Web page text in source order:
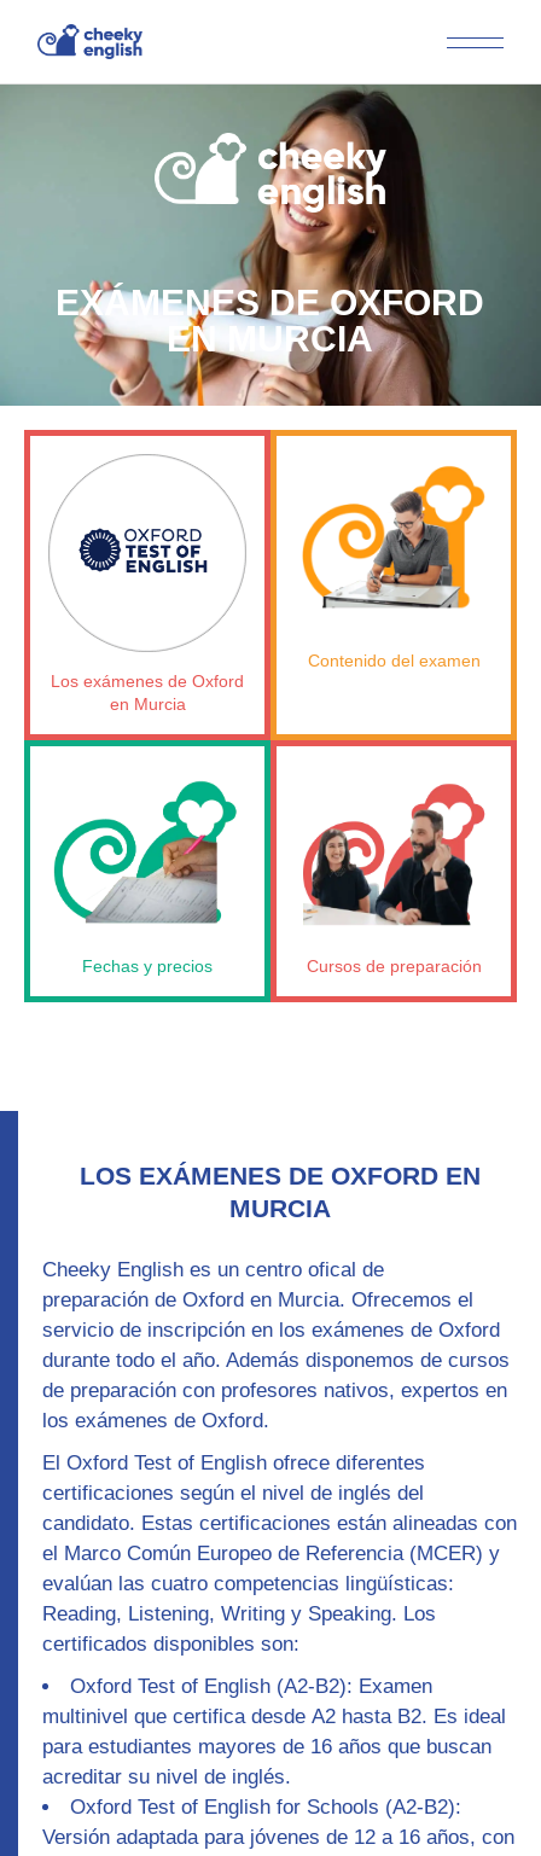
EXÁMENES DE OXFORD
EN MURCIA
Los exámenes de Oxford
en Murcia
Contenido del examen
Fechas y precios Cursos de preparación
LOS EXÁMENES DE OXFORD EN
MURCIA
Cheeky English es un centro ofical de
preparación de Oxford en Murcia. Ofrecemos el
servicio de inscripción en los exámenes de Oxford
durante todo el año. Además disponemos de cursos
de preparación con profesores nativos, expertos en
los exámenes de Oxford.
El Oxford Test of English ofrece diferentes
certificaciones según el nivel de inglés del
candidato. Estas certificaciones están alineadas con
el Marco Común Europeo de Referencia (MCER) y
evalúan las cuatro competencias lingüísticas:
Reading, Listening, Writing y Speaking. Los
certificados disponibles son:
Oxford Test of English (A2-B2): Examen
multinivel que certifica desde A2 hasta B2. Es ideal
para estudiantes mayores de 16 años que buscan
acreditar su nivel de inglés.
Oxford Test of English for Schools (A2-B2):
Versión adaptada para jóvenes de 12 a 16 años, con